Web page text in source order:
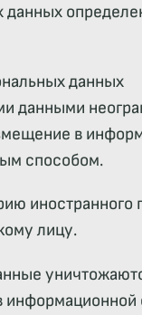
данных
данных
данными
в
способом.
иностранного
лицу.
информационной